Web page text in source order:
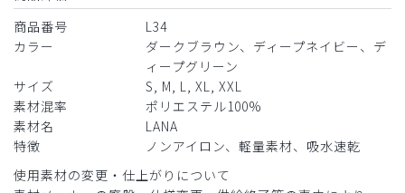
商品番号
L34
カラー
ダークブラウン、ディープネイビー、デ
ィープグリーン
サイズ
S, M, L, XL, XXL
素材混率
ポリエステル100%
素材名
LANA
特徴
ノンアイロン、軽量素材、吸水速乾
使用素材の変更・仕上がりについて